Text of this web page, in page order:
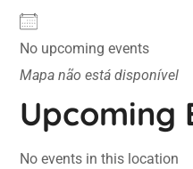
No upcoming events
Mapa não está disponível
Upcoming
No events in this location